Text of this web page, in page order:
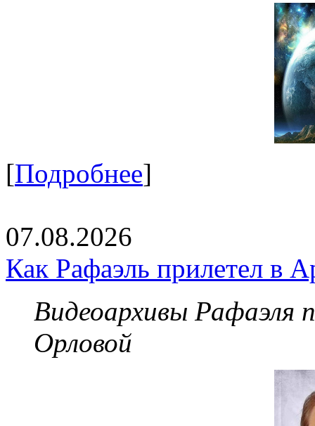
[Подробнее]
07.08.2026
Как Рафаэль прилетел в
Видеоархивы Рафаэля
Орловой